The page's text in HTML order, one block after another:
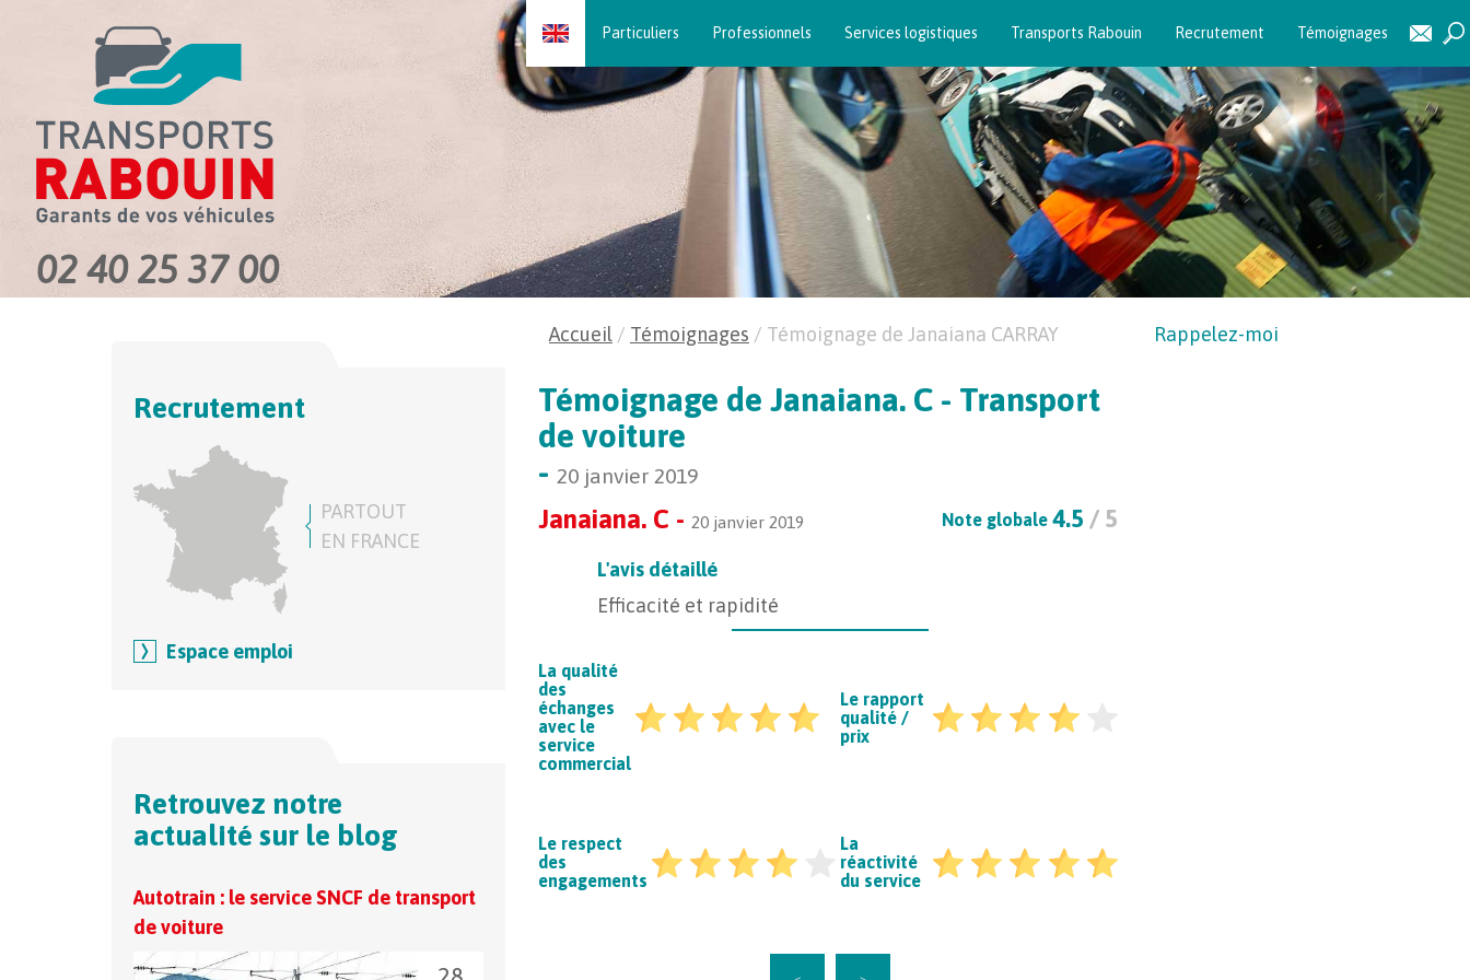
Skip
to
content
Particuliers Professionnels Services logistiques Transports Rabouin Recrutement Témoignages
02 40 25 37 00
Recrutement
PARTOUT
EN FRANCE
Espace emploi
Retrouvez notre
actualité sur le blog
Autotrain : le service SNCF de transport
de voiture
Livraison de voiture : à qui confier le
Accueil / Témoignages / Témoignage de Janaiana CARRAY
Témoignage de Janaiana. C - Transport
de voiture
- 20 janvier 2019
Janaiana. C - 20 janvier 2019 Note globale 4.5 / 5
L'avis détaillé
Efficacité et rapidité
La qualité
des
échanges
avec le
service
commercial
Le rapport
qualité /
prix
Le respect
des
engagements
La
réactivité
du service
Rappelez-moi